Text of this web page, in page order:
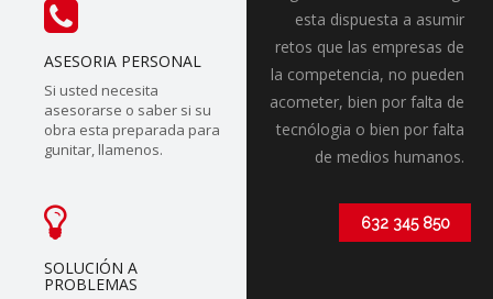
ASESORIA PERSONAL
Si usted necesita
asesorarse o saber si su
obra esta preparada para
gunitar, llamenos.
SOLUCIÓN A
PROBLEMAS
esta dispuesta a asumir
retos que las empresas de
la competencia, no pueden
acometer, bien por falta de
tecnólogia o bien por falta
de medios humanos.
632 345 850